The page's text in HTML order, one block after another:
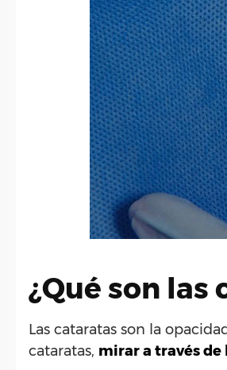
¿Qué son las
Las cataratas son la
cataratas, mirar a través de